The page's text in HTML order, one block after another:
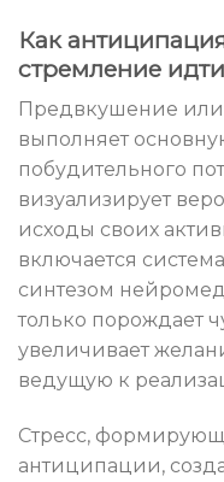
Как
стремление
Предвкушение
выполняет
побудительного
визуализирует
исходы своих
включается
синтезом
только порождает
увеличивает
ведущую к
Стресс,
антиципации,